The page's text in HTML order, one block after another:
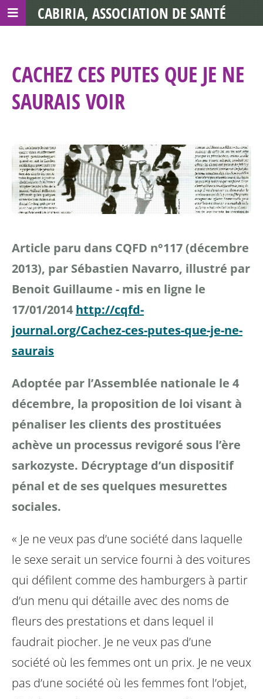
CACHEZ CES PUTES QUE JE NE
SAURAIS VOIR
Article paru dans CQFD n°117 (décembre
2013), par Sébastien Navarro, illustré par
Benoit Guillaume - mis en ligne le
17/01/2014 http://cqfd-
journal.org/Cachez-ces-putes-que-je-ne-
saurais
Adoptée par l’Assemblée nationale le 4
décembre, la proposition de loi visant à
pénaliser les clients des prostituées
achève un processus revigoré sous l’ère
sarkozyste. Décryptage d’un dispositif
pénal et de ses quelques mesurettes
sociales.
« Je ne veux pas d’une société dans laquelle
le sexe serait un service fourni à des voitures
qui défilent comme des hamburgers à partir
d’un menu qui détaille avec des noms de
fleurs des prestations et dans lequel il
faudrait piocher. Je ne veux pas d’une
société où les femmes ont un prix. Je ne veux
pas d’une société où les femmes font l’objet,
CABIRIA, ASSOCIATION DE SANTÉ